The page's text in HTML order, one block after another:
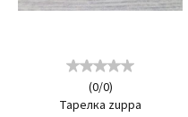
(0/0)
Тарелка zuppa